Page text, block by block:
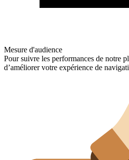
Mesure d'audience
Pour suivre les performances de notre
d’améliorer votre expérience de